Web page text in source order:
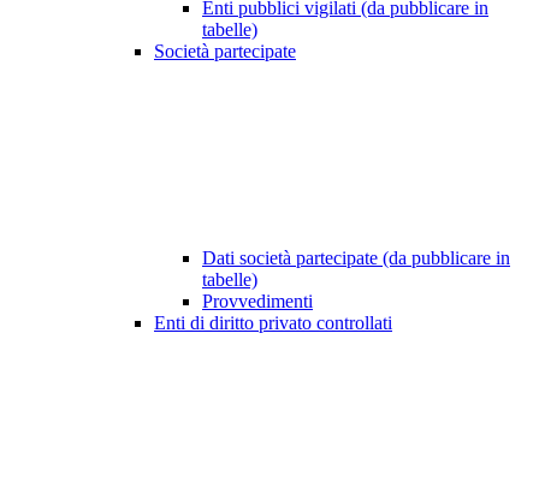
Enti pubblici vigilati (da pubblicare in
tabelle)
Società partecipate
Dati società partecipate (da pubblicare in
tabelle)
Provvedimenti
Enti di diritto privato controllati